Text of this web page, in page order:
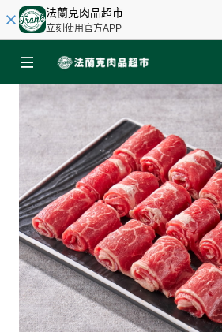
法蘭克肉品超市
立刻使用官方APP